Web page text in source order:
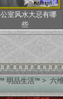
室风水大忌有哪
些
明品生活™ > 六